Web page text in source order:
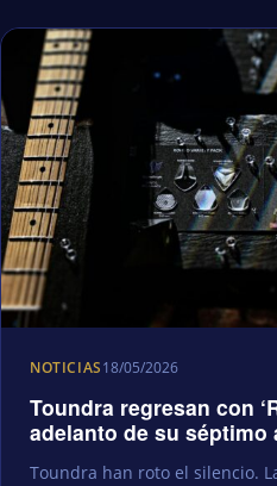
NOTICIAS18/05/2026
Toundra regresan con
adelanto de su séptimo
Toundra han roto el silencio.